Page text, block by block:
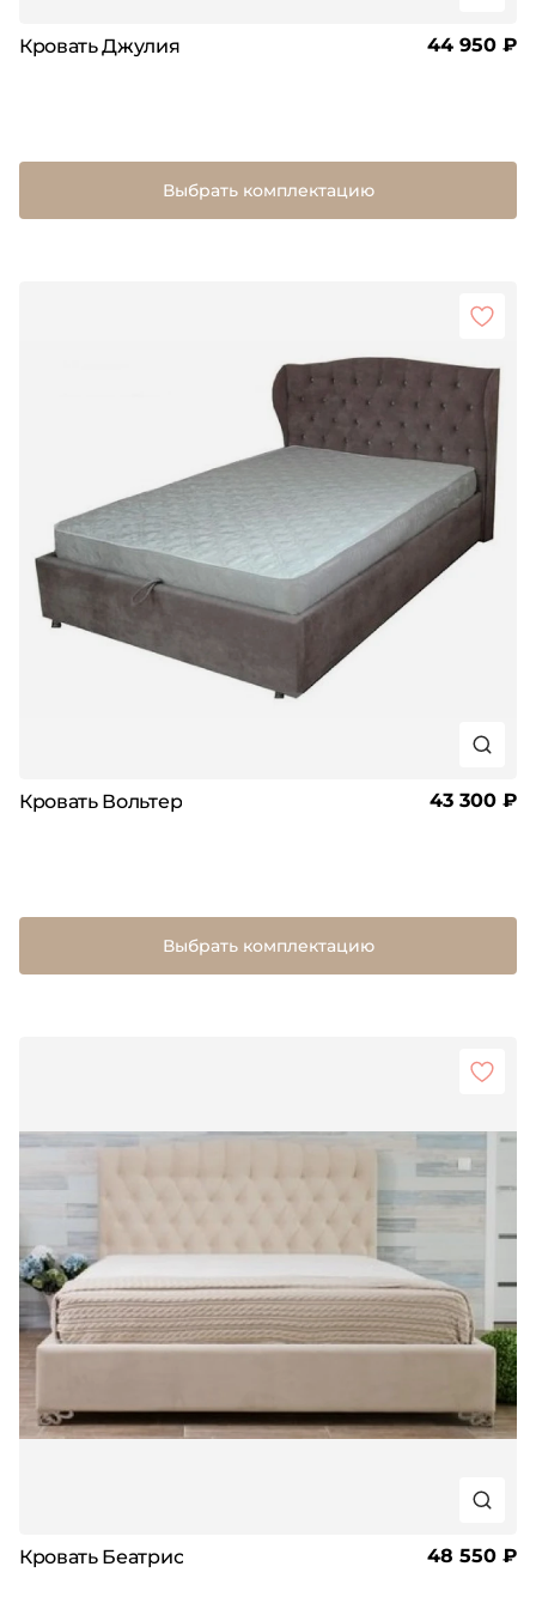
Кровать Джулия 44 950 ₽
Выбрать комплектацию
Кровать Вольтер 43 300 ₽
Выбрать комплектацию
Кровать Беатрис 48 550 ₽